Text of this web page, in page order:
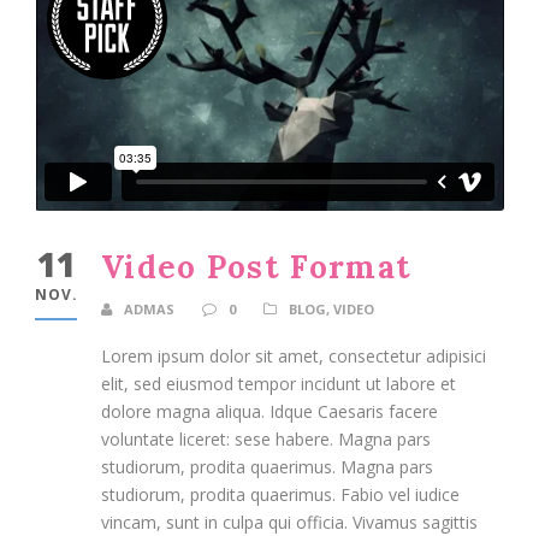
11
NOV.
Video Post Format
ADMAS 0 BLOG, VIDEO
Lorem ipsum dolor sit amet, consectetur adipisici
elit, sed eiusmod tempor incidunt ut labore et
dolore magna aliqua. Idque Caesaris facere
voluntate liceret: sese habere. Magna pars
studiorum, prodita quaerimus. Magna pars
studiorum, prodita quaerimus. Fabio vel iudice
vincam, sunt in culpa qui officia. Vivamus sagittis